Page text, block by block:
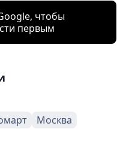
чтобы
первым
Москва